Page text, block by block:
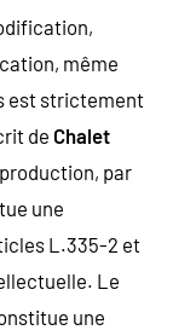
même
est strictement
de Chalet
par
une
L.335-2 et
Le
une